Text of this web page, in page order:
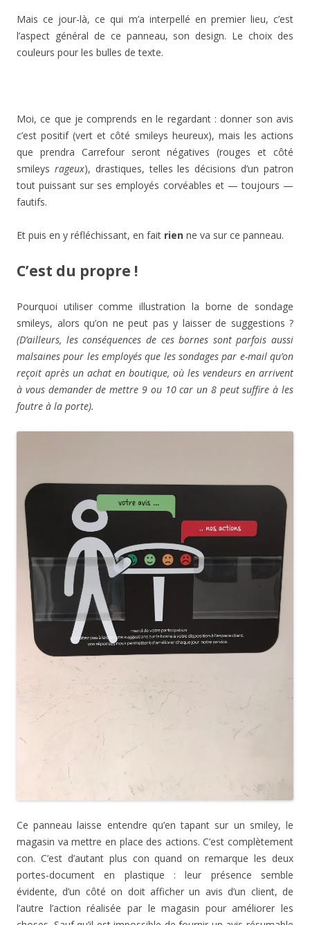
Mais ce jour-là, ce qui m’a interpellé en premier lieu, c’est
l’aspect général de ce panneau, son design. Le choix des
couleurs pour les bulles de texte.
Moi, ce que je comprends en le regardant : donner son avis
c’est positif (vert et côté smileys heureux), mais les actions
que prendra Carrefour seront négatives (rouges et côté
smileys rageux), drastiques, telles les décisions d’un patron
tout puissant sur ses employés corvéables et — toujours —
fautifs.
Et puis en y réfléchissant, en fait rien ne va sur ce panneau.
C’est du propre !
Pourquoi utiliser comme illustration la borne de sondage
smileys, alors qu’on ne peut pas y laisser de suggestions ?
(D’ailleurs, les conséquences de ces bornes sont parfois aussi
malsaines pour les employés que les sondages par e-mail qu’on
reçoit après un achat en boutique, où les vendeurs en arrivent
à vous demander de mettre 9 ou 10 car un 8 peut suffire à les
foutre à la porte).
Ce panneau laisse entendre qu’en tapant sur un smiley, le
magasin va mettre en place des actions. C’est complètement
con. C’est d’autant plus con quand on remarque les deux
portes-document en plastique : leur présence semble
évidente, d’un côté on doit afficher un avis d’un client, de
l’autre l’action réalisée par le magasin pour améliorer les